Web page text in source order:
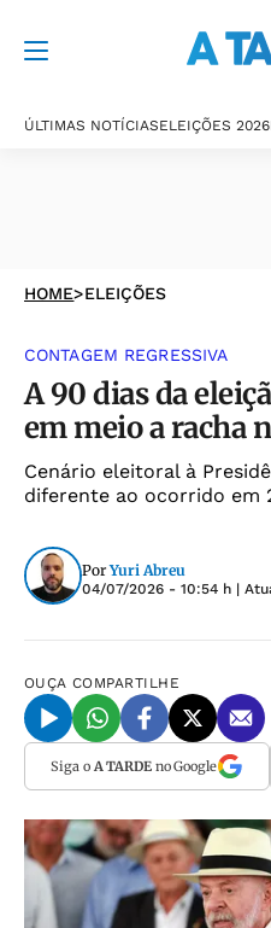
ÚLTIMAS NOTÍCIASELEIÇÕES 2026
HOME>ELEIÇÕES
CONTAGEM REGRESSIVA
A 90 dias da
em meio a racha
Cenário eleitoral à
diferente ao ocorrido em
Por Yuri Abreu
04/07/2026 - 10:54 h |
OUÇA COMPARTILHE
Siga o A TARDEno Google